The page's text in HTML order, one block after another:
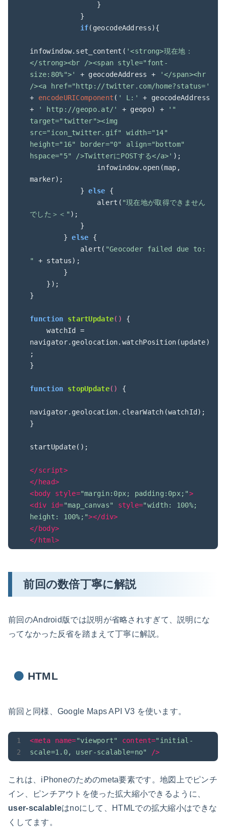
if(geocodeAddress){
infowindow.set_content( '<strong>現在地：
</strong><br /><span style="font-
size:80%">'
+ geocodeAddress +
'</span><hr
/><a href="http://twitter.com/home?status='
+ encodeURIComponent ( ' L:'
+ geocodeAddress
+
' http://geopo.at/' + geopo) +
'"
target="twitter"><img
src="icon_twitter.gif" width="14"
height="16" border="0" align="bottom"
hspace="5" />TwitterにPOSTする</a>' );
marker);
            }
else {
                alert(
"現在地が取得できません
でした＞＜" );
        }
else {
            alert(
"Geocoder failed due to:
"
+ status);
}
function startUpdate( ) {
    watchId =
navigator.geolocation.watchPosition(update)
;
}
function stopUpdate( ) {
navigator.geolocation.clearWatch(watchId);
}
startUpdate();
</script>
</head>
<body style="margin:0px; padding:0px;">
<div id="map_canvas" style="width: 100%;
height: 100%;"></div>
</body>
</html>
前回の数倍丁寧に解説
前回のAndroid版では説明が省略されすぎて、説明にな
ってなかった反省を踏まえて丁寧に解説。
HTML
前回と同様、Google Maps API V3 を使います。
<meta name="viewport" content="initial-
scale=1.0, user-scalable=no"
/>
これは、iPhoneのためのmeta要素です。地図上でピンチ
イン、ピンチアウトを使った拡大縮小できるように、
user-scalableはnoにして、HTMLでの拡大縮小はできな
くしてます。